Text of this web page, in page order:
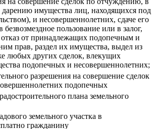
дарению имущества лиц, находящихся под
и несовершеннолетних, сдаче его
пользование или в залог,
от принадлежащих подопечным и
прав, раздел их имущества, выдел из
любых других сделок, влекущих
подопечных и несовершеннолетних;
разрешения на совершение сделок
подопечных
плана земельного
земельного участка в
гражданину